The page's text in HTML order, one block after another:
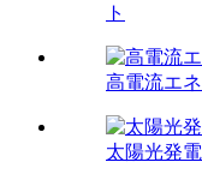
ト
高電流エ
太陽光発